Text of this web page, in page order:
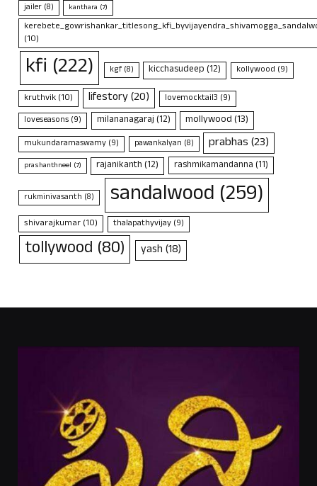
jailer (8) kanthara (7)
(10)
kfi (222) kgf(8) kicchasudeep(12) kollywood (9)
kruthvik(10) lifestory(20) lovemocktail3 (9)
loveseasons (9) milananagaraj(12) mollywood(13)
mukundaramaswamy (9) pawankalyan (8) prabhas(23)
prashanthneel (7) rajanikanth(12) rashmikamandanna(11)
rukminivasanth (8) sandalwood (259)
shivarajkumar(10) thalapathyvijay(9)
tollywood (80) yash(18)